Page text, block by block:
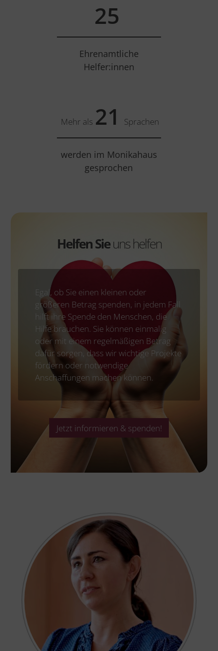
30
Ehrenamtliche
Helfer:innen
Mehr als 25 Sprachen
werden im Monikahaus
gesprochen
Helfen Sieuns helfen
Egal, ob Sie einen kleinen oder
größeren Betrag spenden, in jedem Fall
hilft ihre Spende den Menschen, die
Hilfe brauchen. Sie können einmalig
oder mit einem regelmäßigen Betrag
dafür sorgen, dass wir wichtige Projekte
fördern oder notwendige
Anschaffungen machen können.
Jetzt informieren & spenden!